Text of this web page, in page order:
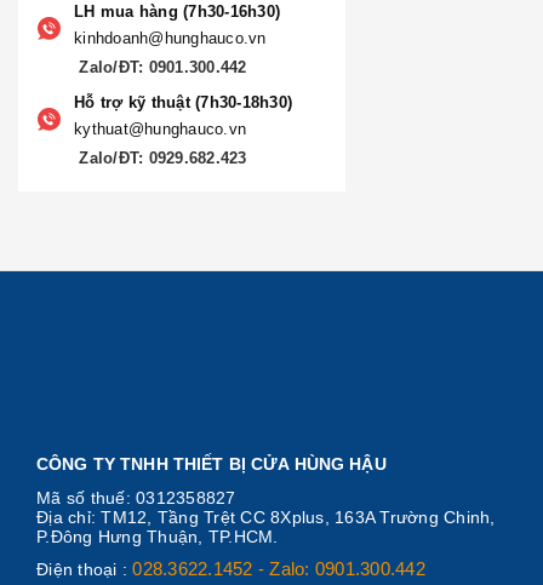
LH mua hàng (7h30-16h30)
kinhdoanh@hunghauco.vn
Zalo/ĐT: 0901.300.442
Hỗ trợ kỹ thuật (7h30-18h30)
kythuat@hunghauco.vn
Zalo/ĐT: 0929.682.423
CÔNG TY TNHH THIẾT BỊ CỬA HÙNG HẬU
Mã số thuế: 0312358827
Địa chỉ: TM12, Tầng Trệt CC 8Xplus, 163A Trường Chinh,
P.Đông Hưng Thuận, TP.HCM.
Điện thoại :028.3622.1452 - Zalo: 0901.300.442